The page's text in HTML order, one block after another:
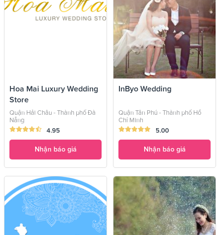
Hoa Mai Luxury Wedding
Store
Quận Hải Châu - Thành phố Đà
Nẵng
4.95
Nhận báo giá
InByo Wedding
Quận Tân Phú - Thành phố Hồ
Chí Minh
5.00
Nhận báo giá